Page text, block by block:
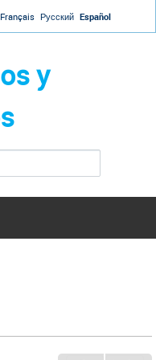
Français Русский Español
y